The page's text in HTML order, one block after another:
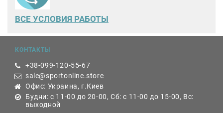
ВСЕ УСЛОВИЯ РАБОТЫ
КОНТАКТЫ
+38-099-120-55-67
sale@sportonline.store
Офис: Украина, г.Киев
Будни: с 11-00 до 20-00, Сб: с 11-00 до 15-00, Вс:
выходной